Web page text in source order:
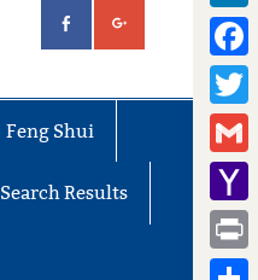
Feng Shui
Search Results
Gmail
Mail
Print